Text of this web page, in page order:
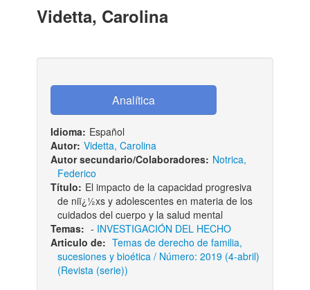
Videtta, Carolina
Idioma: Español
Autor: Videtta, Carolina
Autor secundario/Colaboradores: Notrica,
Federico
Título: El impacto de la capacidad progresiva
de niï¿½xs y adolescentes en materia de los
cuidados del cuerpo y la salud mental
Temas: - INVESTIGACIÓN DEL HECHO
Articulo de: Temas de derecho de familia,
sucesiones y bioética / Número: 2019 (4-abril)
(Revista (serie))